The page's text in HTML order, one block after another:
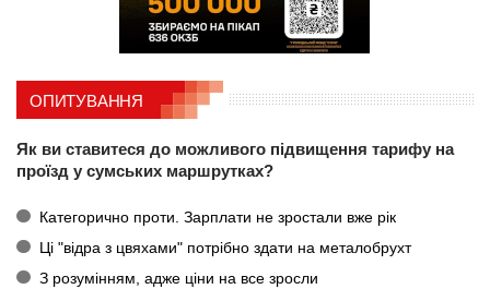
ОПИТУВАННЯ
Як ви ставитеся до можливого підвищення тарифу на
проїзд у сумських маршрутках?
Категорично проти. Зарплати не зростали вже рік
Ці "відра з цвяхами" потрібно здати на металобрухт
З розумінням, адже ціни на все зросли